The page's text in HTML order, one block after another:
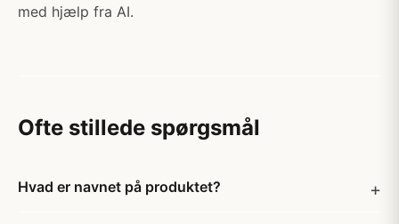
med hjælp fra AI.
Ofte stillede spørgsmål
Hvad er navnet på produktet?